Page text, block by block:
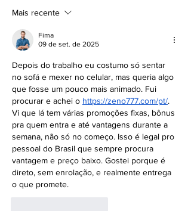
Mais recente
Fima
09 de set. de 2025
Depois do trabalho eu costumo só sentar
no sofá e mexer no celular, mas queria algo
que fosse um pouco mais animado. Fui
procurar e achei o https://zeno777.com/pt/.
Vi que lá tem várias promoções fixas, bônus
pra quem entra e até vantagens durante a
semana, não só no começo. Isso é legal pro
pessoal do Brasil que sempre procura
vantagem e preço baixo. Gostei porque é
direto, sem enrolação, e realmente entrega
o que promete.